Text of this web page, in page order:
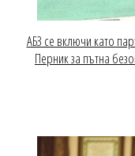
АБЗ се включи като
Перник за пътна